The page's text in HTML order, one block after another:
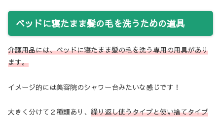
ベッドに寝たまま髪の毛を洗うための道具
介護用品には、ベッドに寝たまま髪の毛を洗う専用の用具があり
ます。
イメージ的には美容院のシャワー台みたいな感じです！
大きく分けて２種類あり、 繰り返し使うタイプと使い捨てタイプ